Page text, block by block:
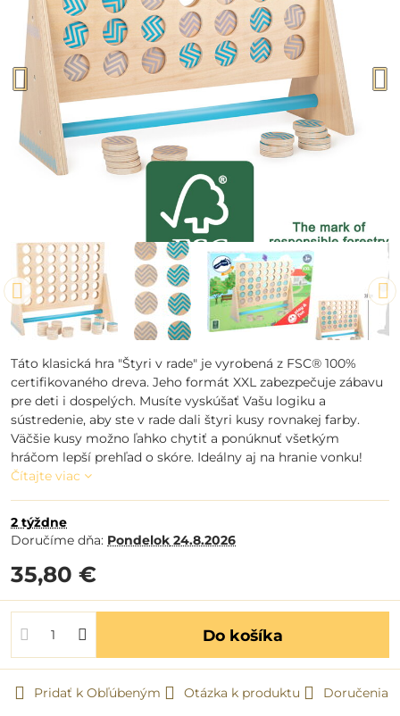
Táto klasická hra "Štyri v rade" je vyrobená z FSC® 100%
certifikovaného dreva. Jeho formát XXL zabezpečuje zábavu
pre deti i dospelých. Musíte vyskúšať Vašu logiku a
sústredenie, aby ste v rade dali štyri kusy rovnakej farby.
Väčšie kusy možno ľahko chytiť a ponúknuť všetkým
hráčom lepší prehľad o skóre. Ideálny aj na hranie vonku!
Čítajte viac
2 týždne
Doručíme dňa: Pondelok 24.8.2026
35,80 €
Do košíka
Pridať k Obľúbeným Otázka k produktu
Doručenia